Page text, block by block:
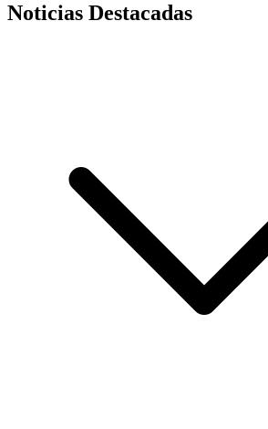
Noticias Destacadas